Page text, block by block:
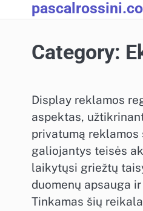
to
Category:
Display reklamos
aspektas,
privatumą
galiojantys teisės
laikytųsi griežtų
duomenų apsauga
Tinkamas šių